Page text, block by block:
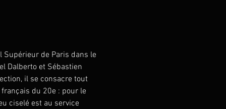
Supérieur de Paris dans le
Dalberto et Sébastien
il se consacre tout
du 20e : pour le
ciselé est au service